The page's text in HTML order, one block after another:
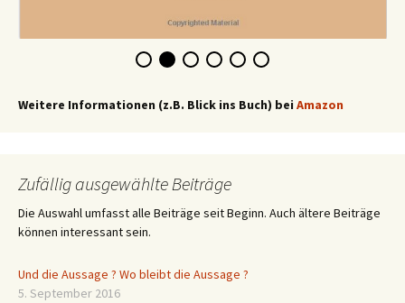
Weitere Informationen (z.B. Blick ins Buch) bei Amazon
Zufällig ausgewählte Beiträge
Die Auswahl umfasst alle Beiträge seit Beginn. Auch ältere Beiträge
können interessant sein.
Und die Aussage ? Wo bleibt die Aussage ?
5. September 2016